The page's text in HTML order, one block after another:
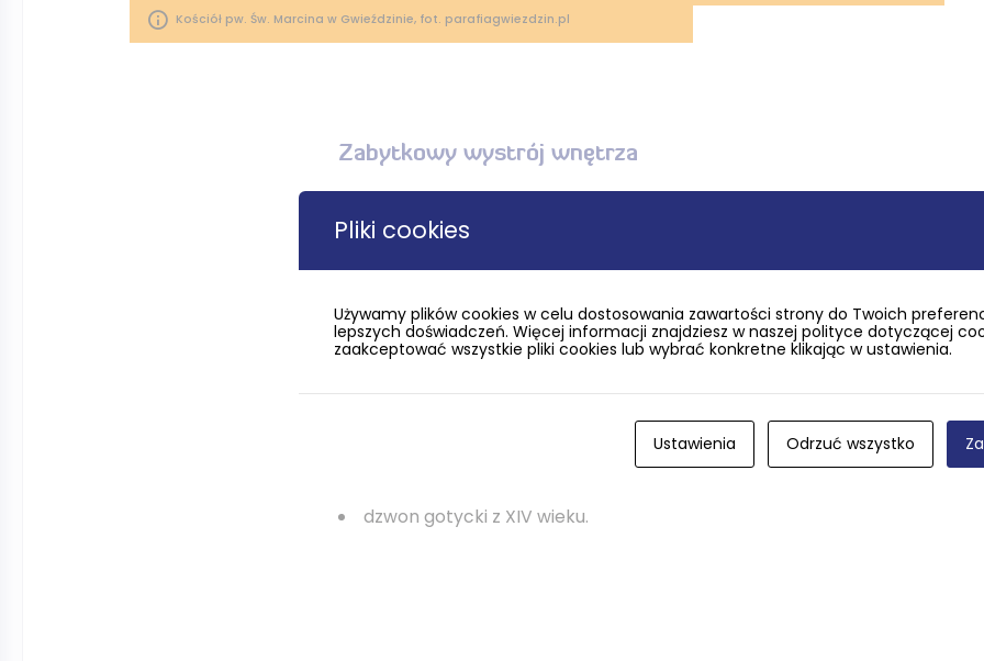
Kościół pw. Św. Marcina w Gwieździnie, fot. parafiagwiezdzin.pl
Zabytkowy wystrój wnętrza
ołtarz główny rokokowy z II połowy XVII wieku,
ambona z rzeźbami czterech ewangelistów i Maryi,
prospekt organowy
2 rzeźby Chrystusa ukrzyżowanego,
dzwon gotycki z XIV wieku.
Pliki cookies
Używamy plików cookies w celu dostosowania zawartości strony do Twoich
lepszych doświadczeń. Więcej informacji znajdziesz w naszej polityce dotyczącej
zaakceptować wszystkie pliki cookies lub wybrać konkretne klikając w ustawienia.
Ustawienia Odrzuć wszystko